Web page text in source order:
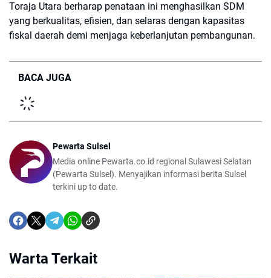
Toraja Utara berharap penataan ini menghasilkan SDM
yang berkualitas, efisien, dan selaras dengan kapasitas
fiskal daerah demi menjaga keberlanjutan pembangunan.
BACA JUGA
Pewarta Sulsel
Media online Pewarta.co.id regional Sulawesi Selatan
(Pewarta Sulsel). Menyajikan informasi berita Sulsel
terkini up to date.
Warta Terkait